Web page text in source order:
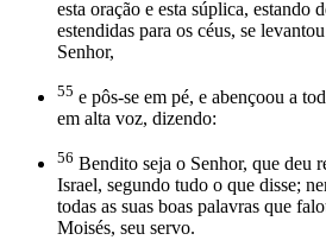
esta oração e esta súplica, estando
estendidas para os céus, se
Senhor,
55 e pôs-se em pé, e abençoou a
em alta voz, dizendo:
56 Bendito seja o Senhor, que deu
Israel, segundo tudo o que disse;
todas as suas boas palavras que
Moisés, seu servo.